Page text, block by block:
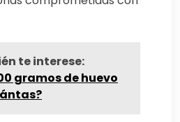
te interese:
gramos de huevo